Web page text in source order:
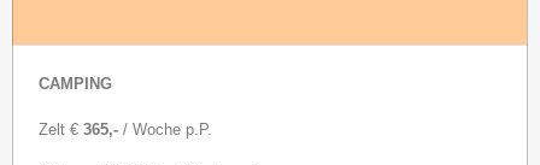
CAMPING
Zelt € 365,- / Woche p.P.